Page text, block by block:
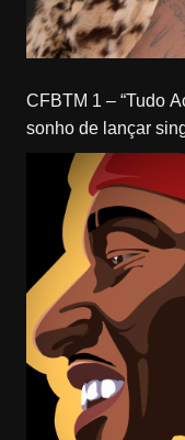
CFBTM 1 – “Tudo Aconteceu”: MC Du Black realiza
sonho de lançar